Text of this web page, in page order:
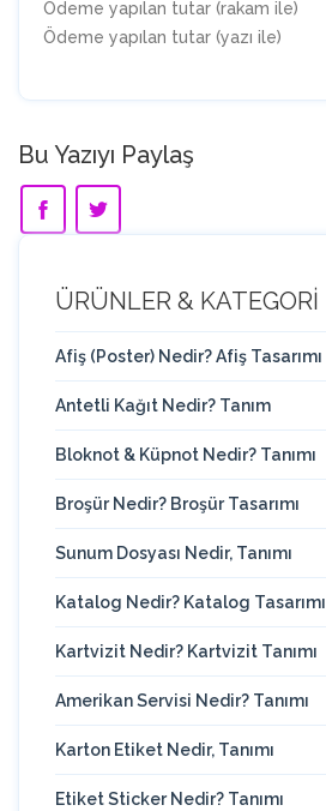
Ödeme yapılan tutar (rakam ile)
Ödeme yapılan tutar (yazı ile)
Bu Yazıyı Paylaş
ÜRÜNLER & KATEGORİ
Afiş (Poster) Nedir? Afiş Tasarımı
Antetli Kağıt Nedir? Tanım
Bloknot & Küpnot Nedir? Tanımı
Broşür Nedir? Broşür Tasarımı
Sunum Dosyası Nedir, Tanımı
Katalog Nedir? Katalog Tasarımı
Kartvizit Nedir? Kartvizit Tanımı
Amerikan Servisi Nedir? Tanımı
Karton Etiket Nedir, Tanımı
Etiket Sticker Nedir? Tanımı